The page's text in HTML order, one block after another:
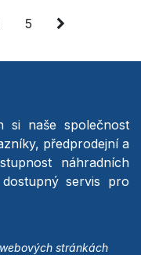
5
si naše společnost
předprodejní a
náhradních
servis pro
stránkách